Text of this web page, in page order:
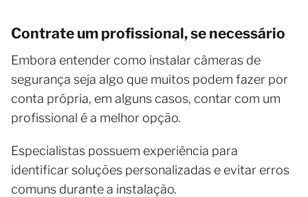
Contrate um profissional, se necessário
Embora entender como instalar câmeras de
segurança seja algo que muitos podem fazer por
conta própria, em alguns casos, contar com um
profissional é a melhor opção.
Especialistas possuem experiência para
identificar soluções personalizadas e evitar erros
comuns durante a instalação.